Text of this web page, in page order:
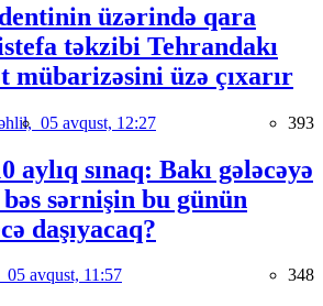
üzərində qara
təkzibi Tehrandakı
mübarizəsini üzə çıxarır
05 avqust, 12:27 393
aylıq sınaq: Bakı gələcəyə
bəs sərnişin bu günün
daşıyacaq?
05 avqust, 11:57 348